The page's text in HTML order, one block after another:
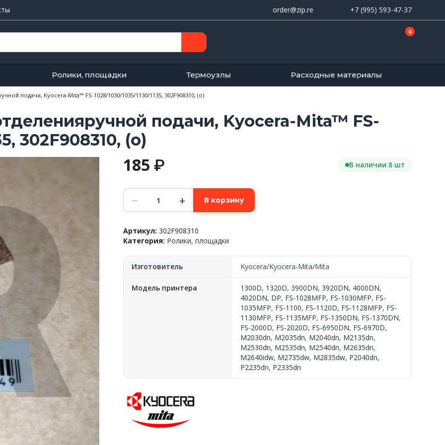
order@zip.re +7 (995) 593-47-37
0
Ролики, площадки Термоузлы Расходные материалы
подачи, Kyocera-Mita™ FS-1028/1030/1035/1130/1135, 302F908310, (o)
подачи, Kyocera-Mita™ FS-
302F908310, (o)
185₽ В наличии 8 шт
Количество
товара
Накладка
отделенияручной
подачи,
Mita™
FS-
302F908310,
− + В корзину
Артикул:302F908310
Категория: Ролики, площадки
Изготовитель Kyocera/Kyocera-Mita/Mita
Модель принтера 1300D, 1320D,3900DN,3920DN, 4000DN,
4020DN, DP, FS-1028MFP, FS-1030MFP, FS-
1035MFP, FS-1100, FS-1120D, FS-1128MFP, FS-
1130MFP, FS-1135MFP, FS-1350DN, FS-1370DN,
FS-2000D, FS-2020D, FS-6950DN, FS-6970D,
M2030dn, M2035dn, M2040dn, M2135dn,
M2530dn, M2535dn, M2540dn, M2635dn,
M2640idw, M2735dw, M2835dw, P2040dn,
P2235dn, P2335dn